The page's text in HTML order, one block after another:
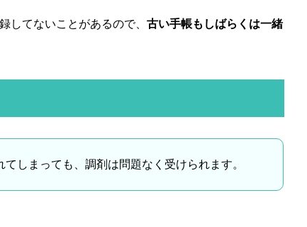
してないことがあるので、 古い手帳もしばらくは一緒
てしまっても、調剤は問題なく受けられます。